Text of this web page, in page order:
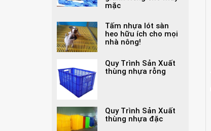
mặc
Tấm nhựa lót sàn
heo hữu ích cho mọi
nhà nông!
Quy Trình Sản Xuất
thùng nhựa rỗng
Quy Trình Sản Xuất
thùng nhựa đặc